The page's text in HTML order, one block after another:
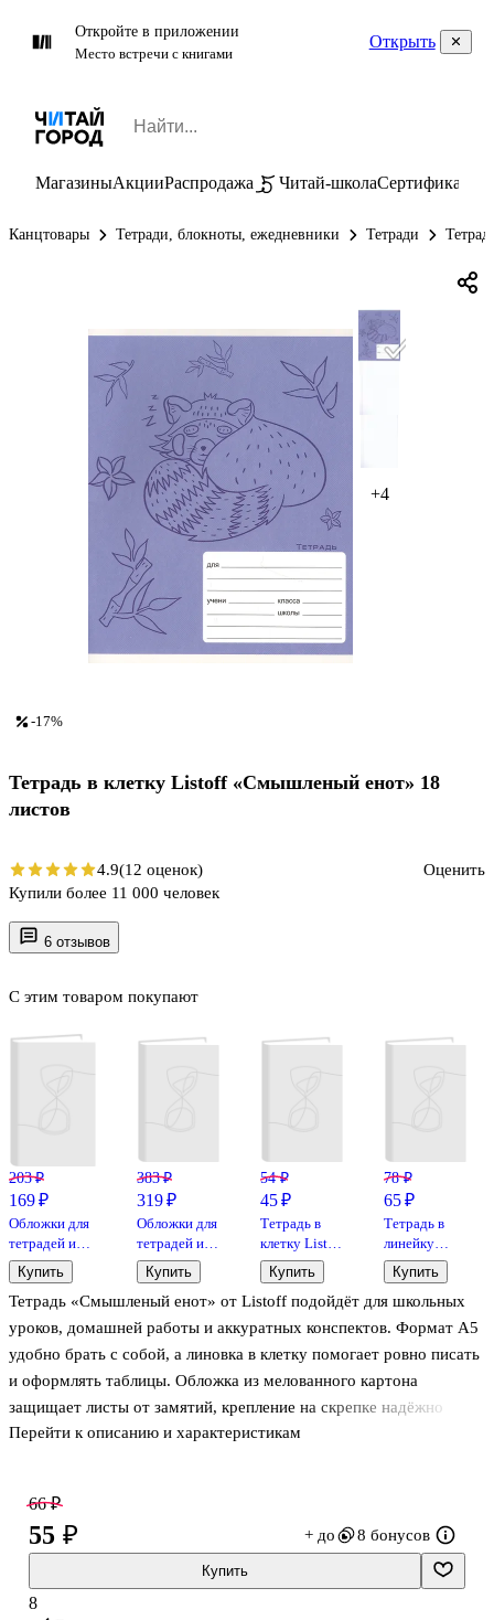
Откройте в приложении
Место встречи с книгами
Открыть
МагазиныАкцииРаспродажа Читай-школаСертификаты
Канцтовары Тетради, блокноты, ежедневники Тетради
+4
6 отзывов
Тетрадь «Смышленый енот» от Listoff подойдёт для школьных
уроков, домашней работы и аккуратных конспектов. Формат А5
удобно брать с собой, а линовка в клетку помогает ровно писать
и оформлять таблицы. Обложка из мелованного картона
защищает листы от замятий, крепление на скрепке надёжно
держит блок. Бумага плотностью 60 г/м² подходит для
дизайна недоступен.
Перейти к описанию и характеристикам
С этим товаром покупают
203 ₽
169 ₽
Обложки для
тетрадей и
дневников,
100 мкм,
210х350 мм,
Топ-Спин, 10
Купить
383 ₽
319 ₽
Обложки для
тетрадей и
дневников,
100 мкм,
209х350 мм,
Топ-Спин, 10
Купить
54 ₽
45 ₽
Тетрадь в
клетку Listoff
«Классическая
серия» в
ассортименте,
12 листов
Купить
78 ₽
65 ₽
Тетрадь в
линейку
Феникс+
«Супер
мышь» в
ассортименте,
Купить
-17%
Тетрадь в клетку Listoff «Смышленый енот» 18
листов
4.9(12 оценок)
Оценить
Купили более 11 000 человек
66 ₽
55 ₽ + до 8 бонусов
Купить
8